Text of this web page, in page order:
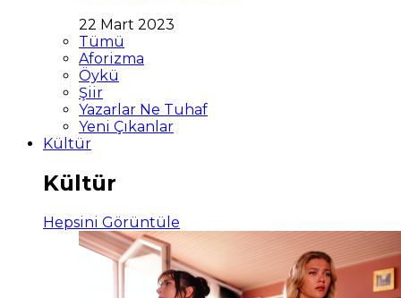
22 Mart 2023
Tümü
Aforizma
Öykü
Şiir
Yazarlar Ne Tuhaf
Yeni Çıkanlar
Kültür
Kültür
Hepsini Görüntüle